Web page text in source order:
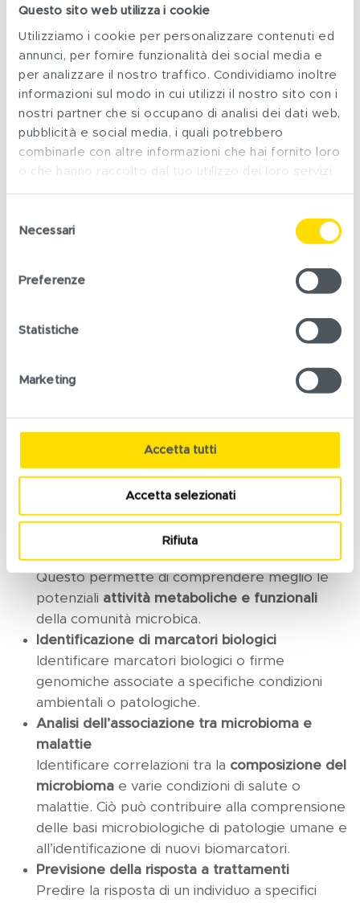
Questo sito web utilizza i cookie
Utilizziamo i cookie per personalizzare contenuti ed
annunci, per fornire funzionalità dei social media e
per analizzare il nostro traffico. Condividiamo inoltre
informazioni sul modo in cui utilizzi il nostro sito con i
nostri partner che si occupano di analisi dei dati web,
pubblicità e social media, i quali potrebbero
combinarle con altre informazioni che hai fornito loro
o che hanno raccolto dal tuo utilizzo dei loro servizi.
delNecessari
Preferenze
Statistiche
Marketing
Accetta tutti
Accetta selezionati
Rifiuta
funzioni genetiche e fornireinsight
Ecco alcuni esempi delleprincipali applicazioni
della metagenomica:
Classificazione tassonomica
Sviluppare algoritmi di classificazione in grado di
metagenomici. Questi algoritmi possono
superare le sfide legate alla grande diversità
catalogate.
Consentire la scoperta di nuovi organismi non
ancora coltivati in laboratorio. Molte specie
batteriche presenti in ambienti complessi
come il microbiota intestinale non possono
utilizzato soprattutto perl’identificazione di
nuovi microrganismi probiotici
per il mercato (Next Generation Probiotics).
Funzionalità genomiche
Calcolare ilpotenziale metabolicoidentificando
effettivamente le sequenze genetiche
presenti nei genomi microbici sequenziati.
Questo permette di comprendere meglio le
potenziali attività metaboliche e funzionali
della comunità microbica.
Identificazione di marcatori biologici
Identificare marcatori biologici o firme
genomiche associate a specifiche condizioni
ambientali o patologiche.
Analisi dell’associazione tra microbioma e
malattie
Identificare correlazioni tra la composizione del
microbioma e varie condizioni di salute o
malattie. Ciò può contribuire alla comprensione
delle basi microbiologiche di patologie umane e
all’identificazione di nuovi biomarcatori.
Previsione della risposta a trattamenti
Predire la risposta di un individuo a specifici